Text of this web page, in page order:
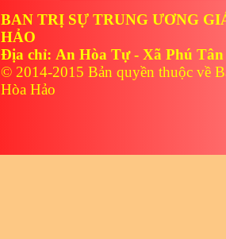
BAN TRỊ SỰ TRUNG ƯƠNG
HẢO
Địa chỉ: An Hòa Tự - Xã Phú
© 2014-2015 Bản quyền thuộc về
Hòa Hảo